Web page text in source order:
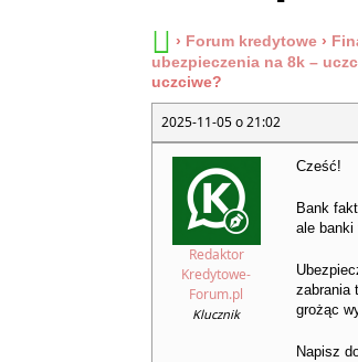
› Forum kredytowe ›
ubezpieczenia na 8k –
uczciwe?
2025-11-05 o 21:02
Redaktor
Kredytowe-
Forum.pl
Klucznik
Cześć!
Bank
ale banki
zabrania
grożąc
Napisz